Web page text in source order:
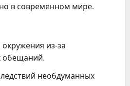
в современном мире.
из-за
обещаний.
необдуманных